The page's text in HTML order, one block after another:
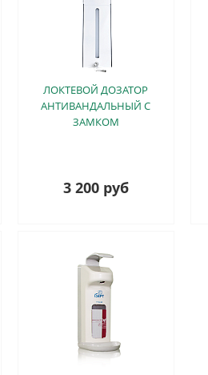
ЛОКТЕВОЙ ДОЗАТОР
АНТИВАНДАЛЬНЫЙ С
ЗАМКОМ
3 200 руб